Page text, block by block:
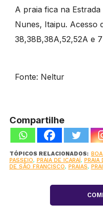
A praia fica na
Nunes, Itaipu. Acesso
38,38B,38A,52,52A e
Fonte: Neltur
Compartilhe
TÓPICOS RELACIONADOS:
PASSEIO, PRAIA DE ICARAÍ, PRAIA
DE SÃO FRANCISCO, PRAIAS,